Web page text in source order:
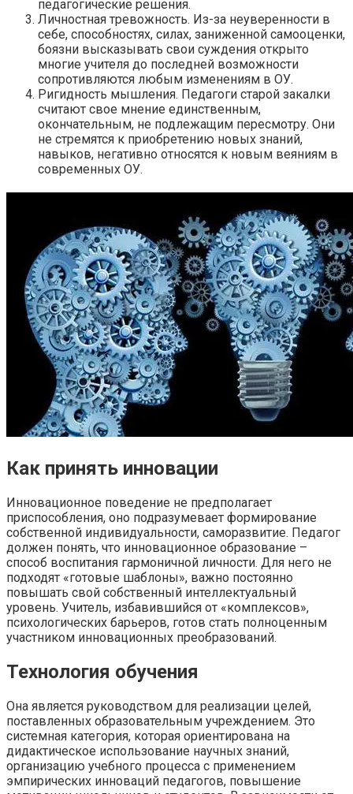
педагогические решения.
Личностная тревожность. Из-за неуверенности в
себе, способностях, силах, заниженной самооценки,
боязни высказывать свои суждения открыто
многие учителя до последней возможности
сопротивляются любым изменениям в ОУ.
Ригидность мышления. Педагоги старой закалки
считают свое мнение единственным,
окончательным, не подлежащим пересмотру. Они
не стремятся к приобретению новых знаний,
навыков, негативно относятся к новым веяниям в
современных ОУ.
Как принять инновации
Инновационное поведение не предполагает
приспособления, оно подразумевает формирование
собственной индивидуальности, саморазвитие. Педагог
должен понять, что инновационное образование –
способ воспитания гармоничной личности. Для него не
подходят «готовые шаблоны», важно постоянно
повышать свой собственный интеллектуальный
уровень. Учитель, избавившийся от «комплексов»,
психологических барьеров, готов стать полноценным
участником инновационных преобразований.
Технология обучения
Она является руководством для реализации целей,
поставленных образовательным учреждением. Это
системная категория, которая ориентирована на
дидактическое использование научных знаний,
организацию учебного процесса с применением
эмпирических инноваций педагогов, повышение